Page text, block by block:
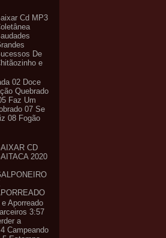
Cd MP3
De
e
02 Doce
Quebrado
Faz Um
07 Se
08 Fogão
CD
2020
Aporreado
3:57
a
Campeando